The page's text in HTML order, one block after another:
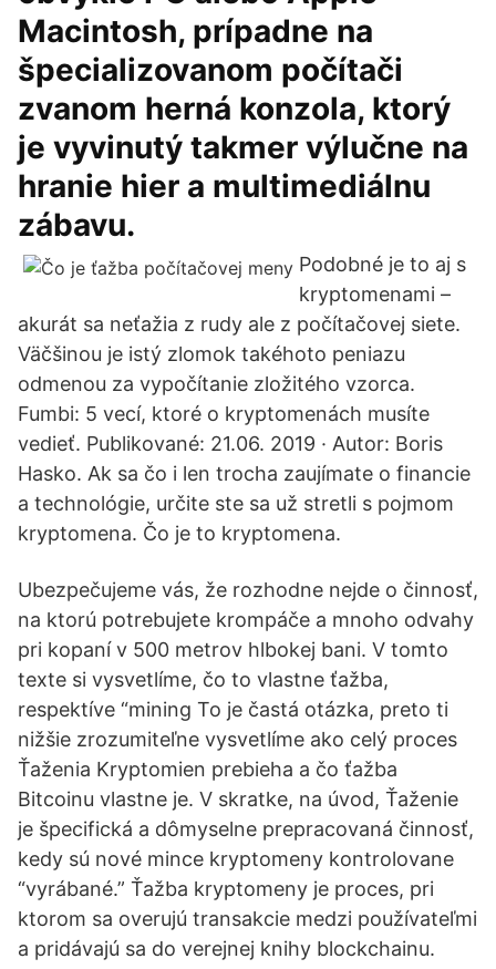
Macintosh, prípadne na
špecializovanom počítači
zvanom herná konzola, ktorý
je vyvinutý takmer výlučne na
hranie hier a multimediálnu
zábavu.
Podobné je to aj s
kryptomenami –
akurát sa neťažia z rudy ale z počítačovej siete.
Väčšinou je istý zlomok takéhoto peniazu
odmenou za vypočítanie zložitého vzorca.
Fumbi: 5 vecí, ktoré o kryptomenách musíte
vedieť. Publikované: 21.06. 2019 · Autor: Boris
Hasko. Ak sa čo i len trocha zaujímate o financie
a technológie, určite ste sa už stretli s pojmom
kryptomena. Čo je to kryptomena.
Ubezpečujeme vás, že rozhodne nejde o činnosť,
na ktorú potrebujete krompáče a mnoho odvahy
pri kopaní v 500 metrov hlbokej bani. V tomto
texte si vysvetlíme, čo to vlastne ťažba,
respektíve “mining To je častá otázka, preto ti
nižšie zrozumiteľne vysvetlíme ako celý proces
Ťaženia Kryptomien prebieha a čo ťažba
Bitcoinu vlastne je. V skratke, na úvod, Ťaženie
je špecifická a dômyselne prepracovaná činnosť,
kedy sú nové mince kryptomeny kontrolovane
“vyrábané.” Ťažba kryptomeny je proces, pri
ktorom sa overujú transakcie medzi používateľmi
a pridávajú sa do verejnej knihy blockchainu.